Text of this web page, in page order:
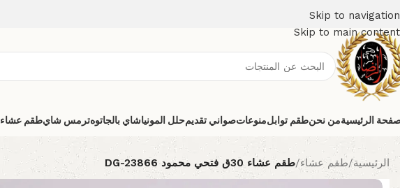
Skip to navigation
Skip to main content
الرئيسيةمن نحنطقم توابلمنوعاتصواني تقديمحلل المونياشاي بالجاتوهترمس شايطقم عشاء
الرئيسية/طقم عشاء/طقم عشاء 30ق فتحي محمود DG-23866